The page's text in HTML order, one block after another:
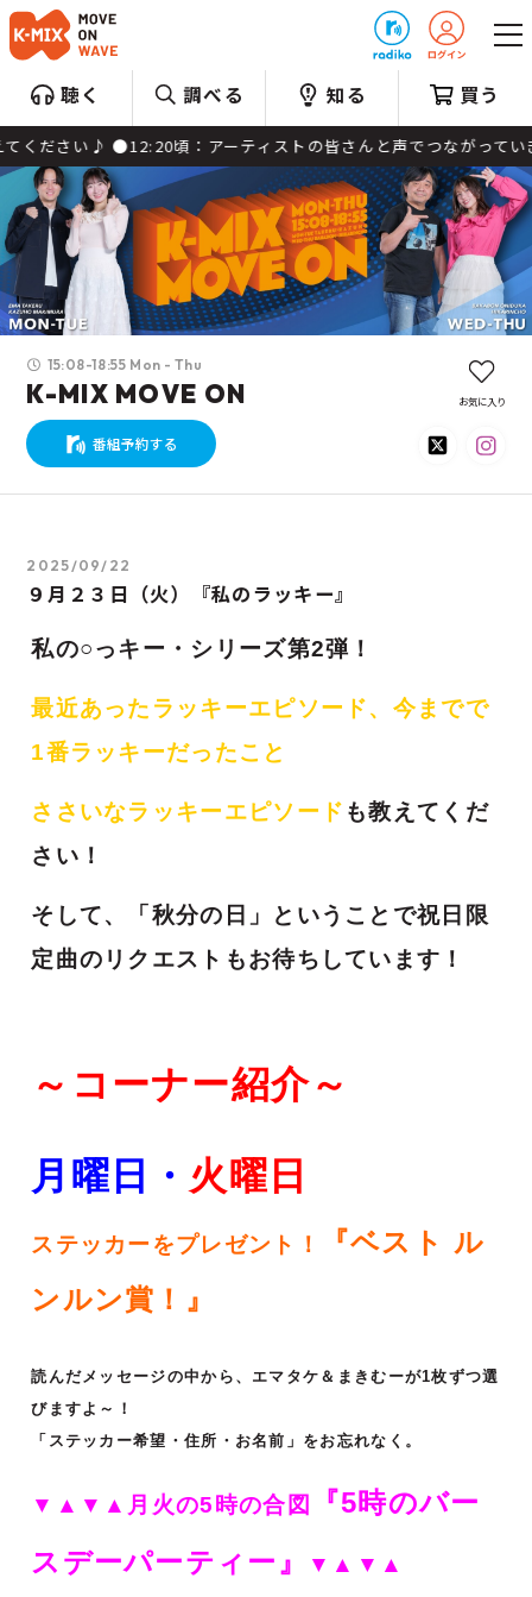
聴く 調べる 知る 買う
頃：アーティストの皆さんと声でつながっていきま
15:08-18:55 Mon - Thu
K-MIX MOVE ON
番組予約する
お気に入り
2025/09/22
９月２３日（火）『私のラッキー』
私の○っキー・シリーズ第2弾！
最近あったラッキーエピソード、今までで
1番ラッキーだったこと
ささいなラッキーエピソード も教えてくだ
さい！
そして、「秋分の日」ということで祝日限
定曲のリクエストもお待ちしています！
～コーナー紹介～
月曜日・ 火曜日
ステッカーをプレゼント！
『ベスト ル
ンルン賞！』
読んだメッセージの中から、エマタケ＆まきむーが1枚ずつ選
びますよ～！
「ステッカー希望・住所・お名前」をお忘れなく。
▼▲▼▲月火の5時の合図
『5時のバー
スデーパーティー』
▼▲▼▲